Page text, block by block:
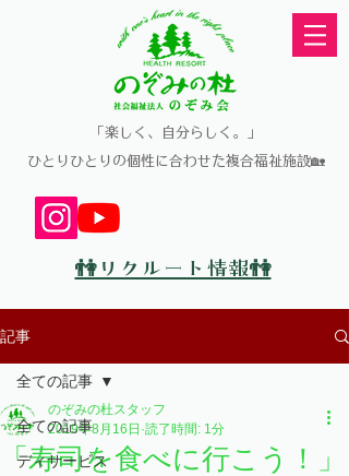
​「楽しく、自分らしく。」
​ひとりひとりの個性に合わせた複合福祉施設🏡
👫リクルート情報👫
記事
全ての記事
ディサービス
全ての記事
「寿司を食べに行こう！」
のぞみの杜スタッフ
2019年8月16日 読了時間: 1分